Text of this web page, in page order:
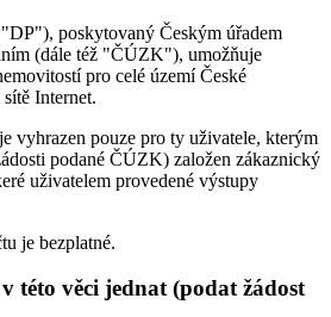
poskytovaný Českým úřadem
(dále též "ČÚZK"), umožňuje
pro celé území České
Internet.
vyhrazen pouze pro ty uživatele, kterým
podané ČÚZK) založen zákaznický
uživatelem provedené výstupy
je bezplatné.
této věci jednat (podat žádost